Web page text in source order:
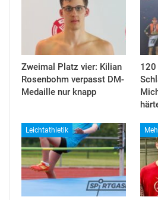
Zweimal Platz vier: Kilian
Rosenbohm verpasst DM-
Medaille nur knapp
120
Leichtathletik